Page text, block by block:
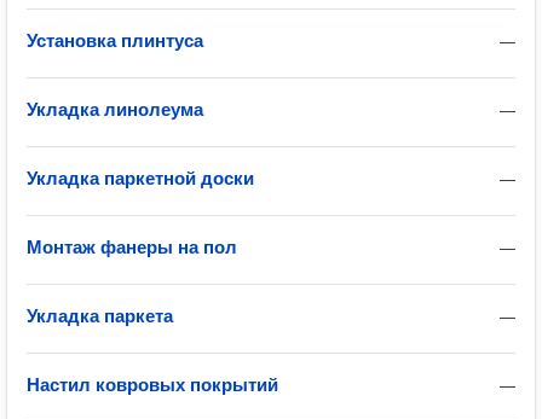
—
Установка плинтуса
—
Укладка линолеума
—
Укладка паркетной доски
—
Монтаж фанеры на пол
—
Укладка паркета
—
Настил ковровых покрытий